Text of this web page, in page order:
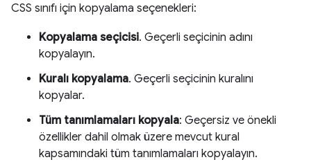
CSS sınıfı için kopyalama seçenekleri:
Kopyalama seçicisi. Geçerli seçicinin adını
kopyalayın.
Kuralı kopyalama. Geçerli seçicinin kuralını
kopyalar.
Tüm tanımlamaları kopyala: Geçersiz ve önekli
özellikler dahil olmak üzere mevcut kural
kapsamındaki tüm tanımlamaları kopyalayın.